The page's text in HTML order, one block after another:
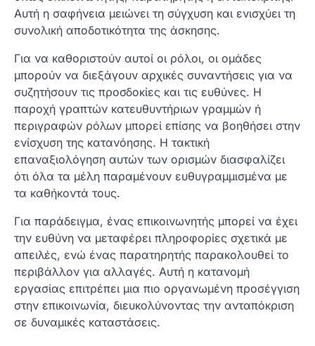
Αυτή η σαφήνεια μειώνει τη σύγχυση και ενισχύει τη
συνολική αποδοτικότητα της άσκησης.
Για να καθοριστούν αυτοί οι ρόλοι, οι ομάδες
μπορούν να διεξάγουν αρχικές συναντήσεις για να
συζητήσουν τις προσδοκίες και τις ευθύνες. Η
παροχή γραπτών κατευθυντήριων γραμμών ή
περιγραφών ρόλων μπορεί επίσης να βοηθήσει στην
ενίσχυση της κατανόησης. Η τακτική
επαναξιολόγηση αυτών των ορισμών διασφαλίζει
ότι όλα τα μέλη παραμένουν ευθυγραμμισμένα με
τα καθήκοντά τους.
Για παράδειγμα, ένας επικοινωνητής μπορεί να έχει
την ευθύνη να μεταφέρει πληροφορίες σχετικά με
απειλές, ενώ ένας παρατηρητής παρακολουθεί το
περιβάλλον για αλλαγές. Αυτή η κατανομή
εργασίας επιτρέπει μια πιο οργανωμένη προσέγγιση
στην επικοινωνία, διευκολύνοντας την ανταπόκριση
σε δυναμικές καταστάσεις.